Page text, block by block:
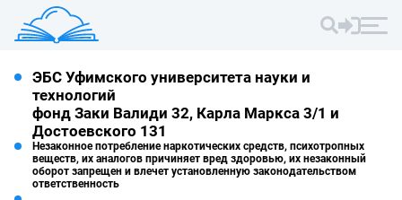
ЭБС Уфимского университета науки и
технологий
фонд Заки Валиди 32, Карла Маркса 3/1 и
Достоевского 131
Незаконное потребление наркотических средств, психотропных
веществ, их аналогов причиняет вред здоровью, их незаконный
оборот запрещен и влечет установленную законодательством
ответственность